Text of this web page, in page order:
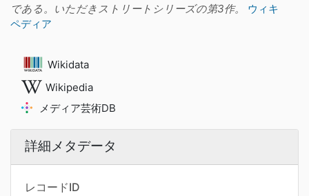
である。いただきストリートシリーズの第3作。
ウィキ
ペディア
Wikidata
Wikipedia
メディア芸術DB
詳細メタデータ
レコードID